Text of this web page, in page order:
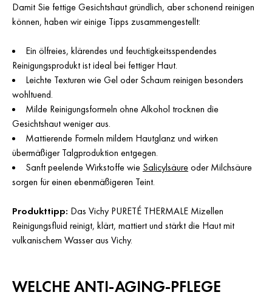
Damit Sie fettige Gesichtshaut gründlich, aber schonend reinigen
können, haben wir einige Tipps zusammengestellt:
Ein ölfreies, klärendes und feuchtigkeitsspendendes
Reinigungsprodukt ist ideal bei fettiger Haut.
Leichte Texturen wie Gel oder Schaum reinigen besonders
wohltuend.
Milde Reinigungsformeln ohne Alkohol trocknen die
Gesichtshaut weniger aus.
Mattierende Formeln mildern Hautglanz und wirken
übermäßiger Talgproduktion entgegen.
Sanft peelende Wirkstoffe wie Salicylsäureoder Milchsäure
sorgen für einen ebenmäßigeren Teint.
Produkttipp: Das Vichy PURETÉ THERMALE Mizellen
Reinigungsfluid reinigt, klärt, mattiert und stärkt die Haut mit
vulkanischem Wasser aus Vichy.
WELCHE ANTI-AGING-PFLEGE